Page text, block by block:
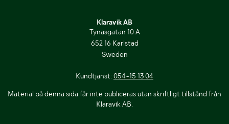
Klaravik AB
Tynäsgatan 10 A
652 16 Karlstad
Sweden
Kundtjänst: 054-15 13 04
Material på denna sida får inte publiceras utan skriftligt tillstånd från
Klaravik AB.